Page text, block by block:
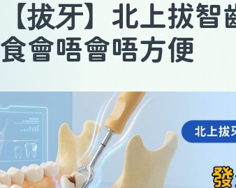
【拔牙】北上拔智
食會唔會唔方便